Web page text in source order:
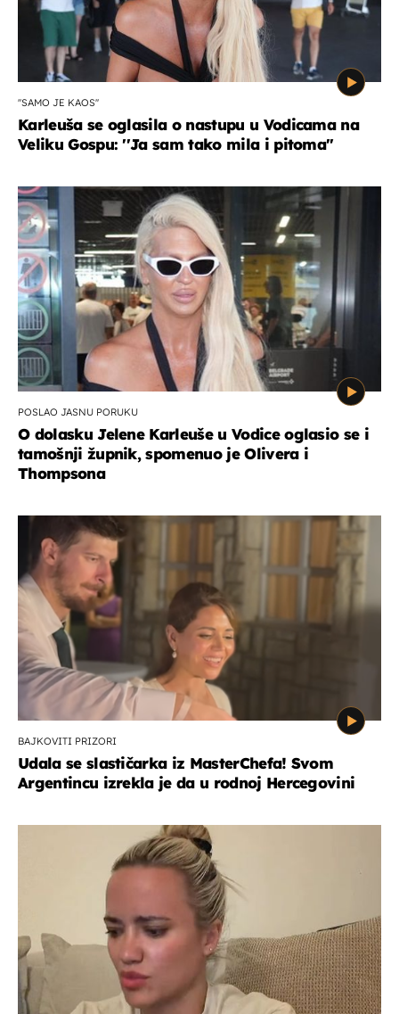
''SAMO JE KAOS''
Karleuša se oglasila o nastupu u Vodicama na
Veliku Gospu: ''Ja sam tako mila i pitoma''
POSLAO JASNU PORUKU
O dolasku Jelene Karleuše u Vodice oglasio se i
tamošnji župnik, spomenuo je Olivera i
Thompsona
BAJKOVITI PRIZORI
Udala se slastičarka iz MasterChefa! Svom
Argentincu izrekla je da u rodnoj Hercegovini